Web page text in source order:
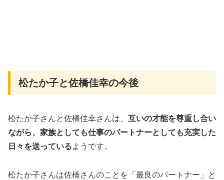
松たか子と佐橋佳幸の今後
松たか子さんと佐橋佳幸さんは、 互いの才能を尊重し合い
ながら、家族としても仕事のパートナーとしても充実した
日々を送っているようです。
松たか子さんは佐橋さんのことを「最良のパートナー」と